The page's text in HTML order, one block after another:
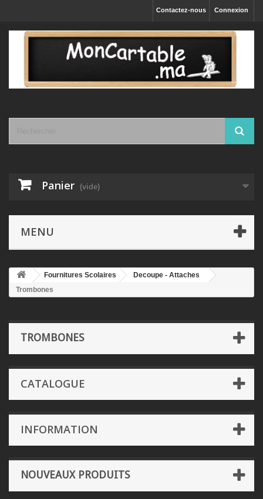
Connexion
Contactez-nous
Panier (vide)
MENU
Fournitures Scolaires
Decoupe - Attaches
Trombones
TROMBONES
CATALOGUE
INFORMATION
NOUVEAUX PRODUITS